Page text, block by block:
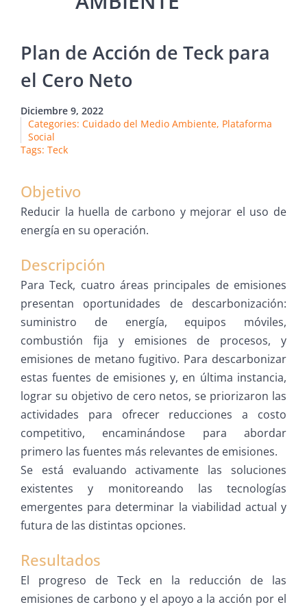
Plan de Acción de Teck para
el Cero Neto
Diciembre 9, 2022
Categories: Cuidado del Medio Ambiente, Plataforma
Social
Tags: Teck
Objetivo
Reducir la huella de carbono y mejorar el uso de
energía en su operación.
Descripción
Para Teck, cuatro áreas principales de emisiones
presentan oportunidades de descarbonización:
suministro de energía, equipos móviles,
combustión fija y emisiones de procesos, y
emisiones de metano fugitivo. Para descarbonizar
estas fuentes de emisiones y, en última instancia,
lograr su objetivo de cero netos, se priorizaron las
actividades para ofrecer reducciones a costo
competitivo, encaminándose para abordar
primero las fuentes más relevantes de emisiones.
Se está evaluando activamente las soluciones
existentes y monitoreando las tecnologías
emergentes para determinar la viabilidad actual y
futura de las distintas opciones.
Resultados
El progreso de Teck en la reducción de las
emisiones de carbono y el apoyo a la acción por el